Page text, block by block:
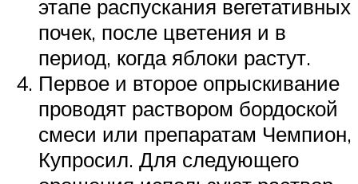
этапе распускания вегетативных
почек, после цветения и в
период, когда яблоки растут.
Первое и второе опрыскивание
проводят раствором бордоской
смеси или препаратам Чемпион,
Купросил. Для следующего